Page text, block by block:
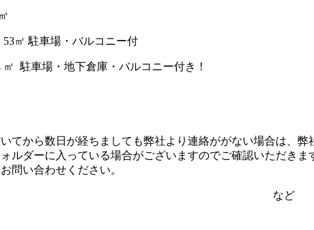
駐車場・バルコニー付
車場・地下倉庫・バルコニー付き！
てから数日が経ちましても弊社より連絡ががない場合は、
ルダーに入っている場合がございますのでご確認いただき
問い合わせください。